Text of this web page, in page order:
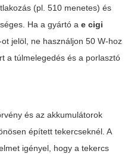
(pl. 510 menetes) és
Ha a gyártó a e cigi
jelöl, ne használjon 50 W‑hoz
a túlmelegedés és a porlasztó
és az akkumulátorok
épített tekercseknél. A
igényel, hogy a tekercs